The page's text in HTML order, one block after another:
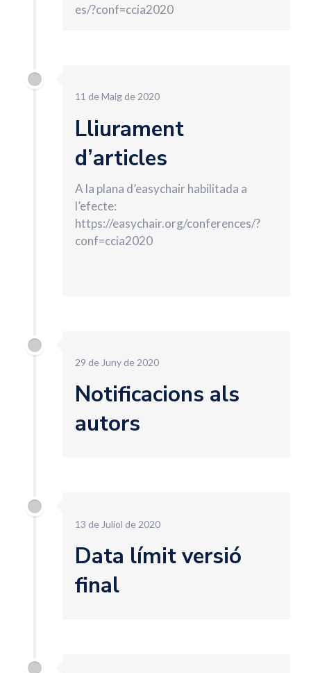
es/?conf=ccia2020
11 de Maig de 2020
Lliurament
d’articles
A la plana d’easychair habilitada a
l’efecte:
https://easychair.org/conferences/?
conf=ccia2020
29 de Juny de 2020
Notificacions als
autors
13 de Juliol de 2020
Data límit versió
final